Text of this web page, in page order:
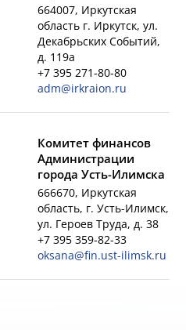
664007, Иркутская
область г. Иркутск, ул.
Декабрьских Событий,
д. 119а
+7 395 271-80-80
adm@irkraion.ru
Комитет финансов
Администрации
города Усть-Илимска
666670, Иркутская
область, г. Усть-Илимск,
ул. Героев Труда, д. 38
+7 395 359-82-33
oksana@fin.ust-ilimsk.ru